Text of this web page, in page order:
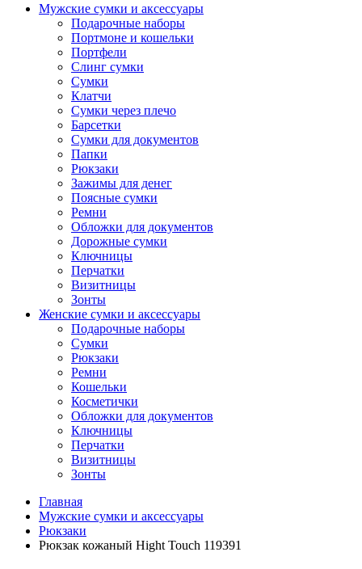
Мужские сумки и аксессуары
Подарочные наборы
Портмоне и кошельки
Портфели
Слинг сумки
Сумки
Клатчи
Сумки через плечо
Барсетки
Сумки для документов
Папки
Рюкзаки
Зажимы для денег
Поясные сумки
Ремни
Обложки для документов
Дорожные сумки
Ключницы
Перчатки
Визитницы
Зонты
Женские сумки и аксессуары
Подарочные наборы
Сумки
Рюкзаки
Ремни
Кошельки
Косметички
Обложки для документов
Ключницы
Перчатки
Визитницы
Зонты
Главная
Мужские сумки и аксессуары
Рюкзаки
Рюкзак кожаный Hight Touch 119391